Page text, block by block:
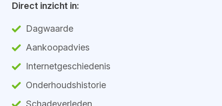
Direct inzicht in:
Dagwaarde
Aankoopadvies
Internetgeschiedenis
Onderhoudshistorie
Schadeverleden